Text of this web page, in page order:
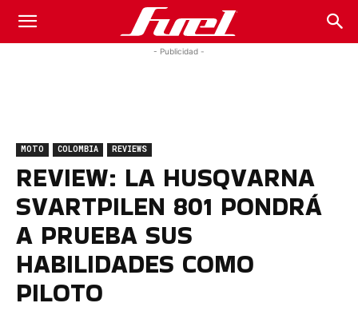
Fuel
Magazine
- Publicidad -
MOTO COLOMBIA REVIEWS
REVIEW: LA HUSQVARNA
SVARTPILEN 801 PONDRÁ
A PRUEBA SUS
HABILIDADES COMO
PILOTO